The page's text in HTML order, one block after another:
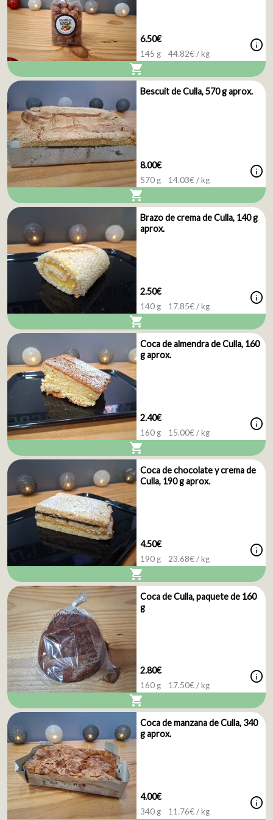
6.50€
145 g 44.82€ / kg info
shopping_cart
Bescuit de Culla, 570 g aprox.
8.00€
570 g 14.03€ / kg info
shopping_cart
Brazo de crema de Culla, 140 g
aprox.
2.50€
140 g 17.85€ / kg info
shopping_cart
Coca de almendra de Culla, 160
g aprox.
2.40€
160 g 15.00€ / kg info
shopping_cart
Coca de chocolate y crema de
Culla, 190 g aprox.
4.50€
190 g 23.68€ / kg info
shopping_cart
Coca de Culla, paquete de 160
g
2.80€
160 g 17.50€ / kg info
shopping_cart
Coca de manzana de Culla, 340
g aprox.
4.00€
340 g 11.76€ / kg info